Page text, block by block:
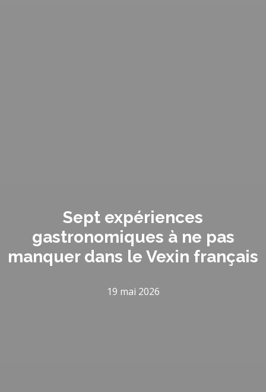
Sept expériences
gastronomiques à ne pas
manquer dans le Vexin français
19 mai 2026